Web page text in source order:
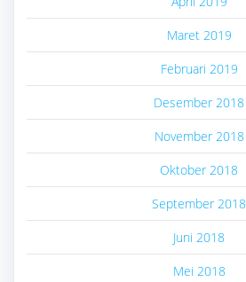
Maret 2019
Februari 2019
Desember 2018
November 2018
Oktober 2018
September 2018
Juni 2018
Mei 2018